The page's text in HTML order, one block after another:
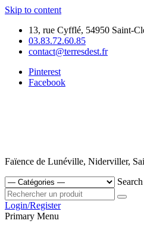
Skip to content
13, rue Cyfflé, 54950 Saint-
03.83.72.60.85
contact@terresdest.fr
Pinterest
Facebook
Faïence de Lunéville, Niderviller,
Login/Register
Primary Menu